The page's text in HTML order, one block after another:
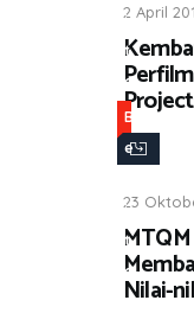
i
t
a
2 April
B
e
i
t
a
23
Nilai-